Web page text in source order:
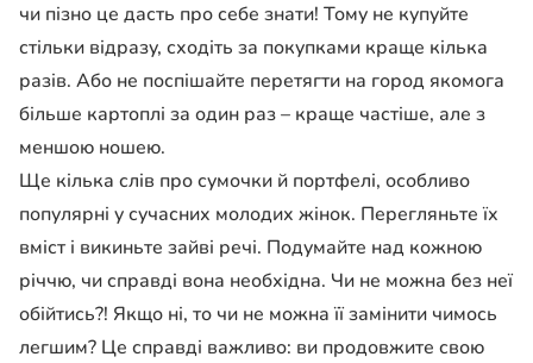
чи пізно це дасть про себе знати! Тому не купуйте
стільки відразу, сходіть за покупками краще кілька
разів. Або не поспішайте перетягти на город якомога
більше картоплі за один раз – краще частіше, але з
меншою ношею.
Ще кілька слів про сумочки й портфелі, особливо
популярні у сучасних молодих жінок. Перегляньте їх
вміст і викиньте зайві речі. Подумайте над кожною
річчю, чи справді вона необхідна. Чи не можна без неї
обійтись?! Якщо ні, то чи не можна її замінити чимось
легшим? Це справді важливо: ви продовжите свою